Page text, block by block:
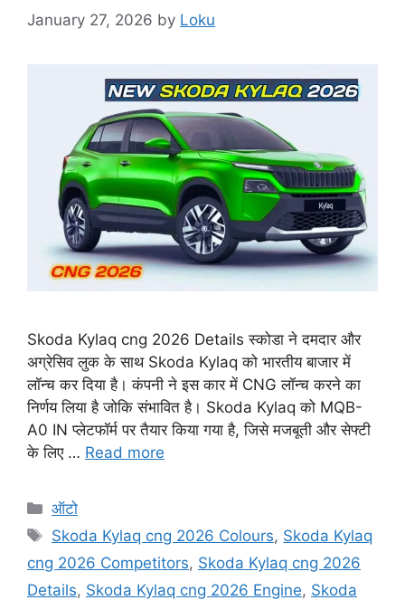
January 27, 2026 by Loku
Skoda Kylaq cng 2026 Details स्कोडा ने दमदार और
अग्रेसिव लुक के साथ Skoda Kylaq को भारतीय बाजार में
लॉन्च कर दिया है। कंपनी ने इस कार में CNG लॉन्च करने का
निर्णय लिया है जोकि संभावित है। Skoda Kylaq को MQB-
A0 IN प्लेटफॉर्म पर तैयार किया गया है, जिसे मजबूती और सेफ्टी
के लिए … Read more
Categories
ऑटो
Tags
Skoda Kylaq cng 2026 Colours, Skoda Kylaq
cng 2026 Competitors, Skoda Kylaq cng 2026
Details, Skoda Kylaq cng 2026 Engine, Skoda